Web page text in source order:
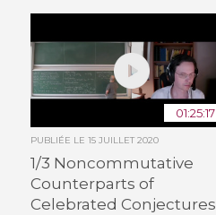
01:25:17
PUBLIÉE LE 15 JUILLET 2020
1/3 Noncommutative
Counterparts of
Celebrated Conjectures